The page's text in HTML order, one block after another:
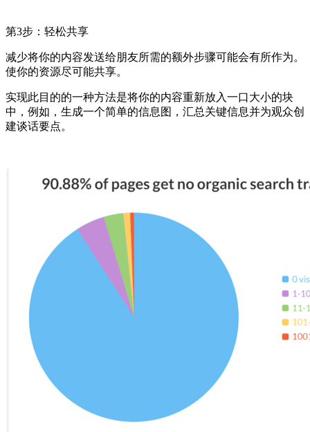
第3步：轻松共享
减少将你的内容发送给朋友所需的额外步骤可能会有所作为。
使你的资源尽可能共享。
实现此目的的一种方法是将你的内容重新放入一口大小的块
中，例如，生成一个简单的信息图，汇总关键信息并为观众创
建谈话要点。